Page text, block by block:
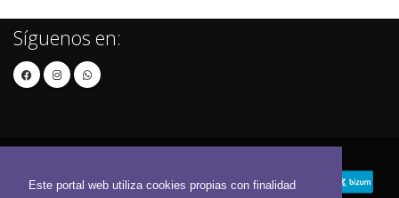
Este portal web utiliza cookies propias con finalidad
Síguenos en: